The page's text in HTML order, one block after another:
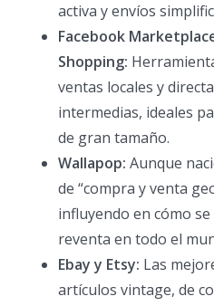
activa y envíos
Facebook
Shopping:
ventas locales y
intermedias, ideales
de gran tamaño.
Wallapop: Aunque
de “compra y venta
influyendo en cómo
reventa en todo el
Ebay y Etsy: Las
artículos vintage, de